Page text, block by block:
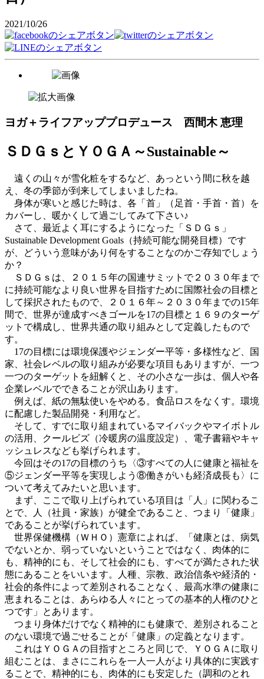
2021/10/26
ヨガ＋ライフアッププロデュース 西間木 恵理
ＳＤＧｓとＹＯＧＡ～Sustainable～
遠くの山々が雪化粧をするなど、あっという間に秋を越
え、冬の季節が到来してしまいましたね。
身体が寒いと感じた時は、各「首」（足首・手首・首）を
カバーし、暖かくして過ごしてみて下さい♪
さて、最近よく耳にするようになった「ＳＤＧｓ」
Sustainable Development Goals（持続可能な開発目標）です
が、どういう意味があり何をすることなのかご存知でしょう
か？
ＳＤＧｓは、２０１５年の国連サミットで２０３０年まで
に持続可能なより良い世界を目指すために国際社会の目標と
して採択されたもので、２０１６年～２０３０年までの15年
間で、世界が達成すべきゴールを17の目標と１６９のターゲ
ットで構成し、世界共通の取り組みとして定義したもので
す。
17の目標には環境保護やジェンダー平等・多様性など、国
家、社会レベルの取り組みが必要な項目もありますが、一つ
一つのターゲットを紐解くと、その小さな一歩は、個人や各
企業レベルでできることが沢山あります。
例えば、紙の無駄使いをやめる。食品ロスをなくす。環境
に配慮した製品開発・利用など。
そして、すでに取り組まれているマイバックやマイボトル
の活用、クールビズ（冷暖房の温度設定）、電子書籍やキャ
ッシュレスなども挙げられます。
今回はその17の目標のうち〈③すべての人に健康と福祉を
⑤ジェンダー平等を実現しよう⑧働きがいも経済成長も〉に
ついて考えてみたいと思います。
まず、ここで取り上げられている項目は「人」に関わるこ
とで、人（社員・家族）が健全であること、つまり「健康」
であることが挙げられています。
世界保健機構（ＷＨＯ）憲章によれば、「健康とは、病気
でないとか、弱っていないということではなく、肉体的に
も、精神的にも、そして社会的にも、すべてが満たされた状
態にあることをいいます。人種、宗教、政治信条や経済的・
社会的条件によって差別されることなく、最高水準の健康に
恵まれることは、あらゆる人々にとっての基本的人権のひと
つです」とあります。
つまり身体だけでなく精神的にも健康で、差別されること
のない環境で過ごせることが「健康」の定義となります。
これはＹＯＧＡの目指すところと同じで、ＹＯＧＡに取り
組むことは、まさにこれらを一人一人がより具体的に実践す
ることで、精神的にも、肉体的にも安定した（調和のとれ